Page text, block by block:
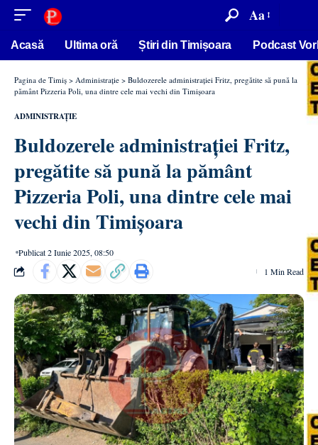
conținut Aa
Acasă Ultima oră Știri din Timișoara Podcast
Pagina de Timiș > Administrație > Buldozerele administrației Fritz, pregătite să pună la
pământ Pizzeria Poli, una dintre cele mai vechi din Timișoara
ADMINISTRAȚIE
Buldozerele administrației Fritz,
pregătite să pună la pământ
Pizzeria Poli, una dintre cele mai
vechi din Timișoara
Publicat 2 Iunie 2025, 08:50
1 Min Read